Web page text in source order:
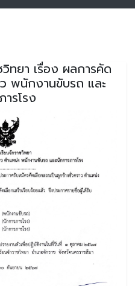
วิทยา เรื่อง ผลการคัด
พนักงานขับรถ และ
รโรง